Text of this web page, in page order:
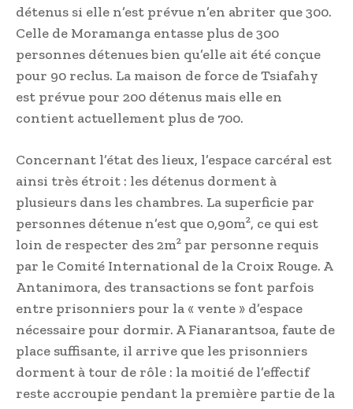
détenus si elle n’est prévue n’en abriter que 300.
Celle de Moramanga entasse plus de 300
personnes détenues bien qu’elle ait été conçue
pour 90 reclus. La maison de force de Tsiafahy
est prévue pour 200 détenus mais elle en
contient actuellement plus de 700.
Concernant l’état des lieux, l’espace carcéral est
ainsi très étroit : les détenus dorment à
plusieurs dans les chambres. La superficie par
personnes détenue n’est que 0,90m², ce qui est
loin de respecter des 2m² par personne requis
par le Comité International de la Croix Rouge. A
Antanimora, des transactions se font parfois
entre prisonniers pour la « vente » d’espace
nécessaire pour dormir. A Fianarantsoa, faute de
place suffisante, il arrive que les prisonniers
dorment à tour de rôle : la moitié de l’effectif
reste accroupie pendant la première partie de la